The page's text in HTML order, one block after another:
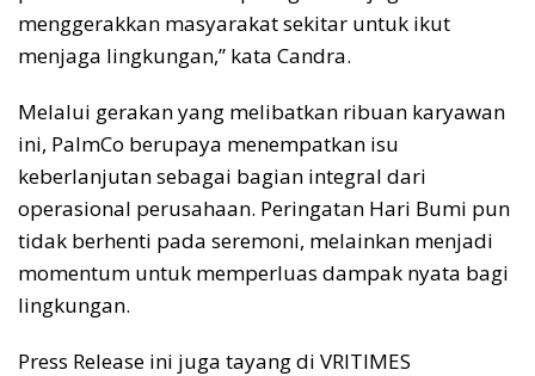
menggerakkan masyarakat sekitar untuk ikut
menjaga lingkungan,” kata Candra.
Melalui gerakan yang melibatkan ribuan karyawan
ini, PalmCo berupaya menempatkan isu
keberlanjutan sebagai bagian integral dari
operasional perusahaan. Peringatan Hari Bumi pun
tidak berhenti pada seremoni, melainkan menjadi
momentum untuk memperluas dampak nyata bagi
lingkungan.
Press Release ini juga tayang di VRITIMES